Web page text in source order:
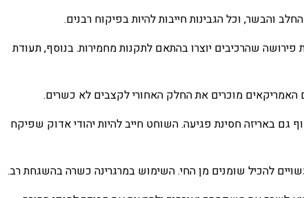
והבשר, וכל הגבינות חייבות להיות בפיקוח רבנים.
שהרכיבים יוצרו בהתאם לתקנות מחמירות. בנוסף, תעודת
האמריקאים מוכרים את החלק האחורי לקצבים לא כשרים.
באריזה חסינת פגיעה. השוחט חייב להיות יהודי אדוק שפיקח
להכיל שומנים מן החי. השימוש במרגרינה כשרה בהשגחת רב.